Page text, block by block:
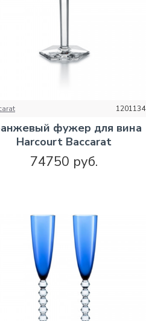
1201134
фужер для вина
Harcourt Baccarat
74750 руб.